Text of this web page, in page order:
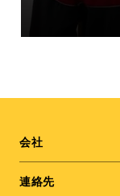
Footer
menu
会社
連絡先